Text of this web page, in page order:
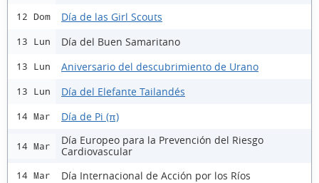
12 Dom Día de las Girl Scouts
13 Lun Día del Buen Samaritano
13 Lun Aniversario del descubrimiento de Urano
13 Lun Día del Elefante Tailandés
14 Mar Día de Pi (π)
14 Mar
Día Europeo para la Prevención del Riesgo
Cardiovascular
14 Mar Día Internacional de Acción por los Ríos